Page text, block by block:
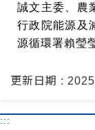
誠文主委、農
行政院能源及
源循環署賴瑩
更新日期 :
:::